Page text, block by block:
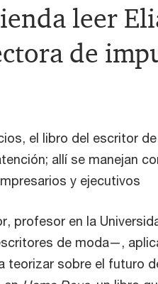
leer
de
el libro del escritor
allí se manejan
y ejecutivos
profesor en la
de moda—,
teorizar sobre el futuro